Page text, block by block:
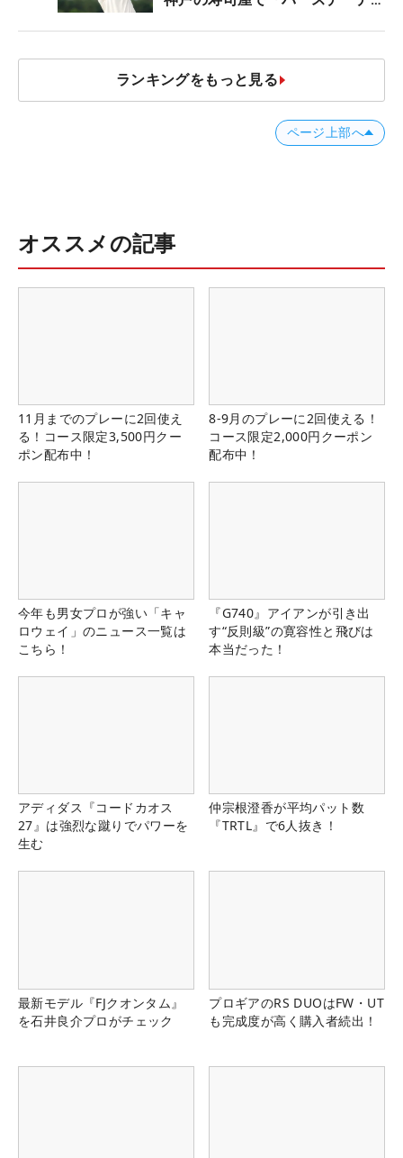
ランキングをもっと見る
ページ上部へ
オススメの記事
11月までのプレーに2回使え
る！コース限定3,500円クー
ポン配布中！
8-9月のプレーに2回使える！
コース限定2,000円クーポン
配布中！
今年も男女プロが強い「キャ
ロウェイ」のニュース一覧は
こちら！
『G740』アイアンが引き出
す“反則級”の寛容性と飛びは
本当だった！
アディダス『コードカオス
27』は強烈な蹴りでパワーを
生む
仲宗根澄香が平均パット数
『TRTL』で6人抜き！
最新モデル『FJクオンタム』
を石井良介プロがチェック
プロギアのRS DUOはFW・UT
も完成度が高く購入者続出！